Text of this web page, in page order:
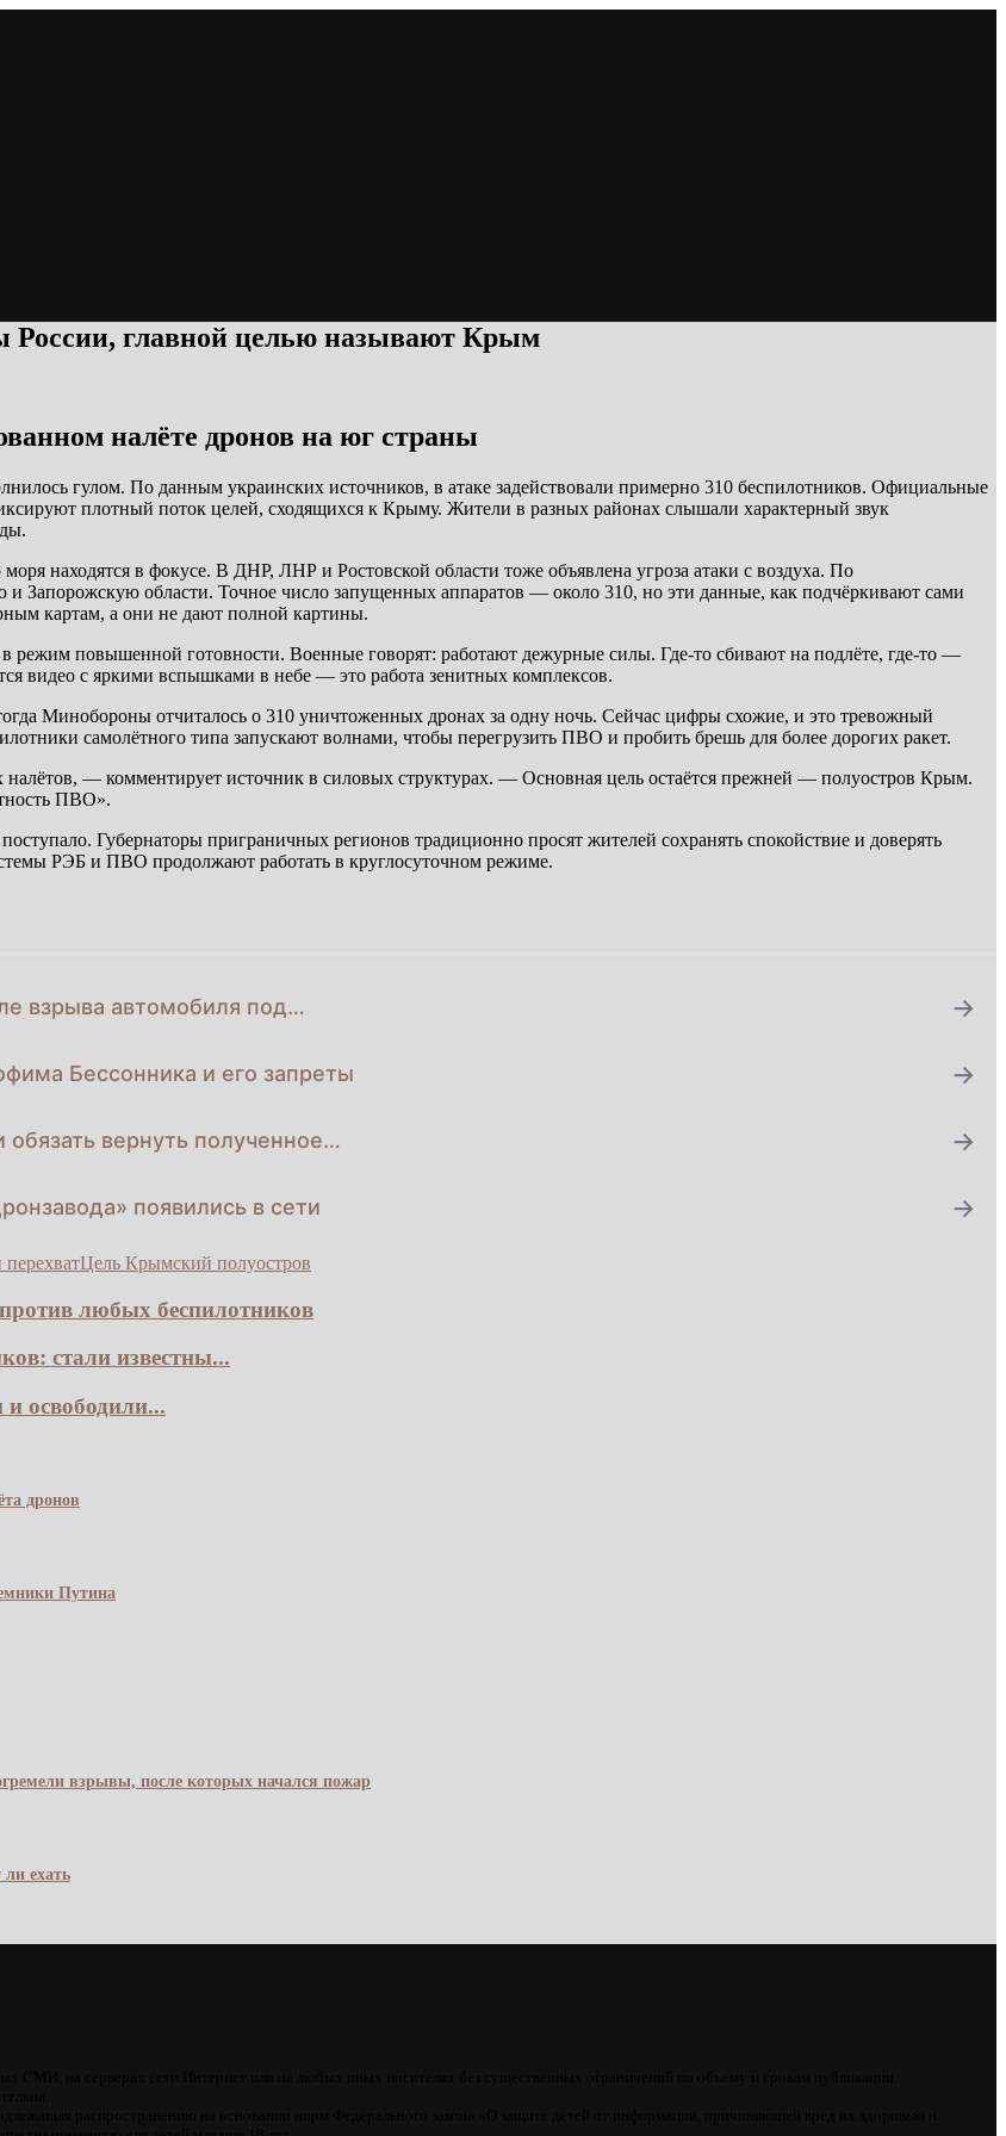
России, главной целью называют Крым
налёте дронов на юг страны
гулом. По данным украинских источников, в атаке задействовали примерно 310 беспилотников. Официальные
плотный поток целей, сходящихся к Крыму. Жители в разных районах слышали характерный звук
находятся в фокусе. В ДНР, ЛНР и Ростовской области тоже объявлена угроза атаки с воздуха. По
Запорожскую области. Точное число запущенных аппаратов — около 310, но эти данные, как подчёркивают сами
картам, а они не дают полной картины.
повышенной готовности. Военные говорят: работают дежурные силы. Где-то сбивают на подлёте, где-то —
видео с яркими вспышками в небе — это работа зенитных комплексов.
Минобороны отчиталось о 310 уничтоженных дронах за одну ночь. Сейчас цифры схожие, и это тревожный
самолётного типа запускают волнами, чтобы перегрузить ПВО и пробить брешь для более дорогих ракет.
— комментирует источник в силовых структурах. — Основная цель остаётся прежней — полуостров Крым.
ПВО».
Губернаторы приграничных регионов традиционно просят жителей сохранять спокойствие и доверять
РЭБ и ПВО продолжают работать в круглосуточном режиме.
взрыва автомобиля под… →
Бессонника и его запреты →
вернуть полученное… →
появились в сети →
Цель Крымский полуостров
любых беспилотников
стали известны...
освободили...
дронов
Путина
взрывы, после которых начался пожар
ехать